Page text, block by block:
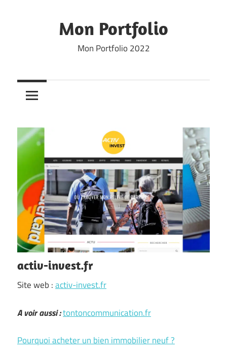
Mon Portfolio
Mon Portfolio 2022
activ-invest.fr
Site web :activ-invest.fr
A voir aussi :tontoncommunication.fr
Pourquoi acheter un bien immobilier neuf ?